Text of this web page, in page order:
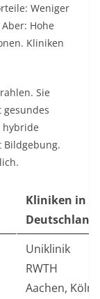
Weniger
Hohe
Kliniken
Sie
gesundes
hybride
Bildgebung.
Kliniken in
Deutschland
Uniklinik
RWTH
Aachen, Köln,